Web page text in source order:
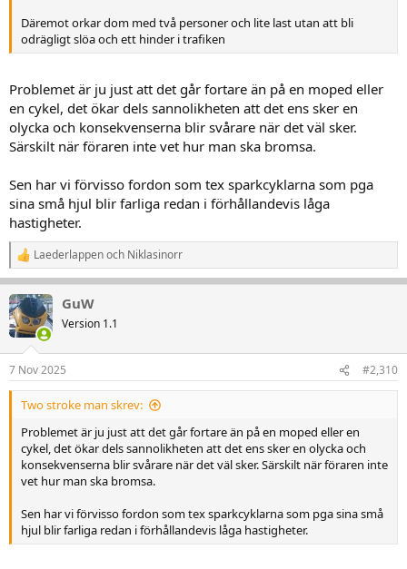
Däremot orkar dom med två personer och lite last utan att bli
odrägligt slöa och ett hinder i trafiken
Problemet är ju just att det går fortare än på en moped eller
en cykel, det ökar dels sannolikheten att det ens sker en
olycka och konsekvenserna blir svårare när det väl sker.
Särskilt när föraren inte vet hur man ska bromsa.
Sen har vi förvisso fordon som tex sparkcyklarna som pga
sina små hjul blir farliga redan i förhållandevis låga
hastigheter.
R
e
a
k
t
i
e
r
Laederlappenoch Niklasinorr
GuW
Version 1.1
7 Nov 2025 #2,310
Two stroke man skrev:
Problemet är ju just att det går fortare än på en moped eller en
cykel, det ökar dels sannolikheten att det ens sker en olycka och
konsekvenserna blir svårare när det väl sker. Särskilt när föraren inte
vet hur man ska bromsa.
Sen har vi förvisso fordon som tex sparkcyklarna som pga sina små
hjul blir farliga redan i förhållandevis låga hastigheter.